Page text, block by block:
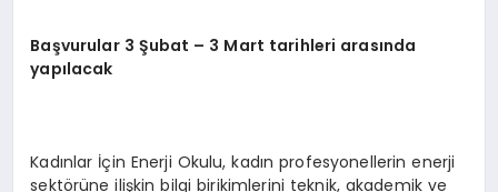
Başvurular 3 Şubat – 3 Mart tarihleri arasında
yapılacak
Kadınlar İçin Enerji Okulu, kadın profesyonellerin enerji
sektörüne ilişkin bilgi birikimlerini teknik, akademik ve